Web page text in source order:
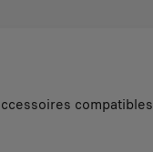
compatibles